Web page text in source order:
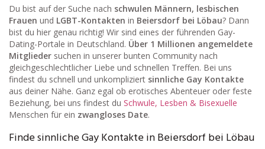
Du bist auf der Suche nach schwulen Männern, lesbischen
Frauen und LGBT-Kontakten in Beiersdorf bei Löbau? Dann
bist du hier genau richtig! Wir sind eines der führenden Gay-
Dating-Portale in Deutschland. Über 1 Millionen angemeldete
Mitglieder suchen in unserer bunten Community nach
gleichgeschlechtlicher Liebe und schnellen Treffen. Bei uns
findest du schnell und unkompliziert sinnliche Gay Kontakte
aus deiner Nähe. Ganz egal ob erotisches Abenteuer oder feste
Beziehung, bei uns findest du Schwule, Lesben & Bisexuelle
Menschen für ein zwangloses Date.
Finde sinnliche Gay Kontakte in Beiersdorf bei Löbau